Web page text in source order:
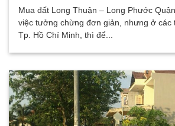
Mua đất Long Thuận – Long Phước
việc tưởng chừng đơn giản, nhưng ở các
Tp. Hồ Chí Minh, thì để...